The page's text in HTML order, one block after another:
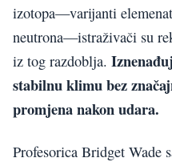
izotopa—varijanti
neutrona—istraživači su
iz tog razdoblja.
stabilnu klimu bez
promjena nakon udara.
Profesorica Bridget Wade